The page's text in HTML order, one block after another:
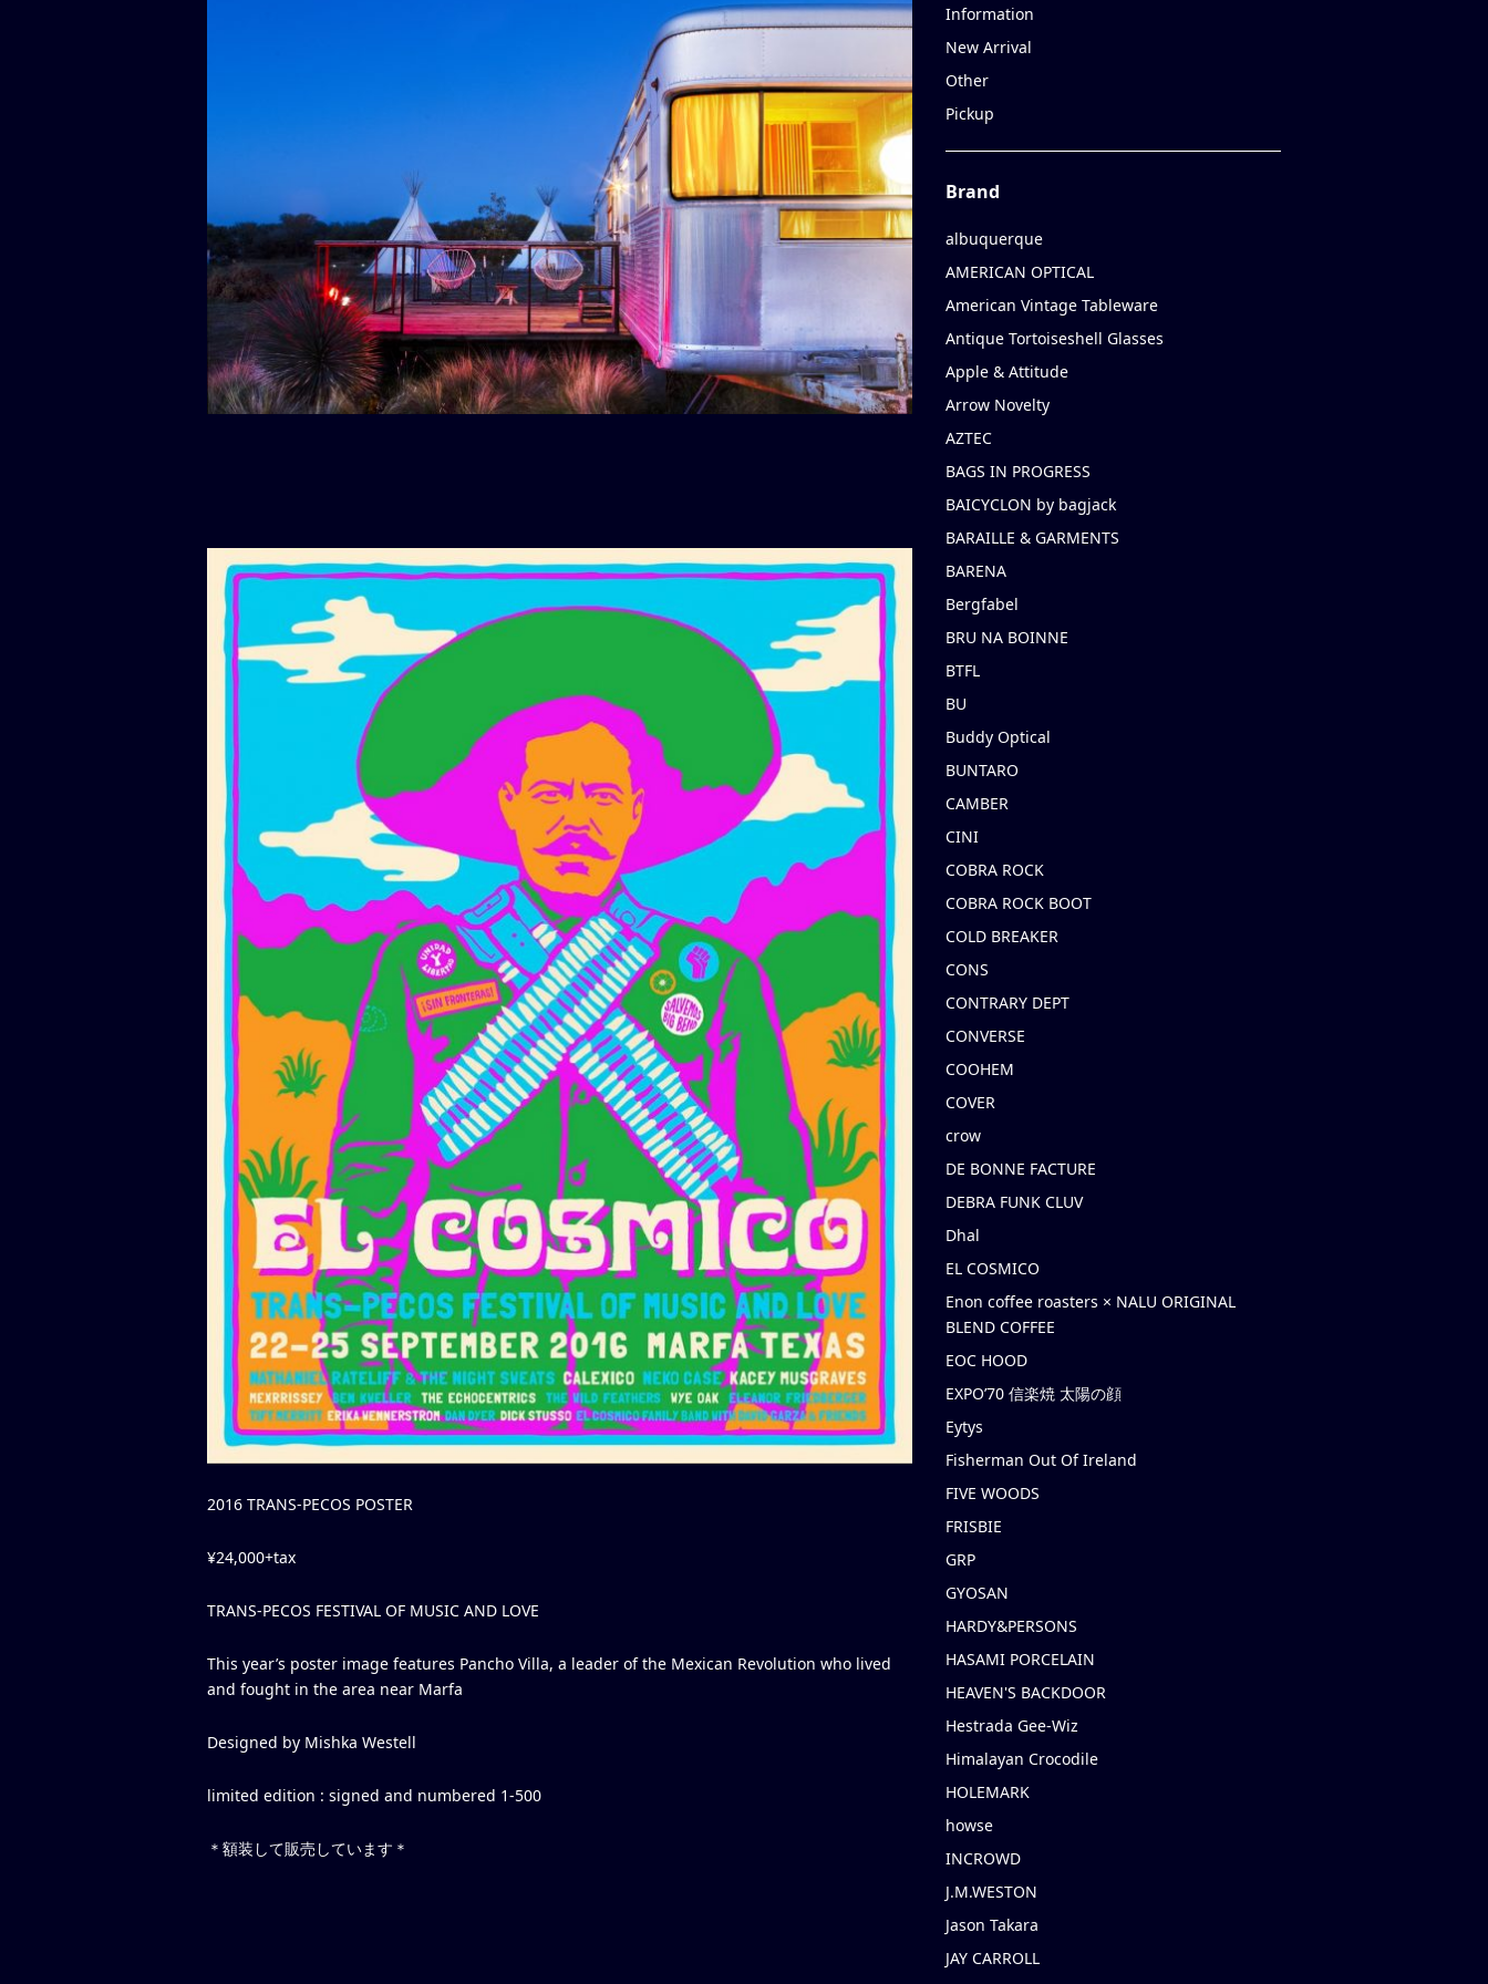
2016 TRANS-PECOS POSTER
¥24,000+tax
TRANS-PECOS FESTIVAL OF MUSIC AND LOVE
This year’s poster image features Pancho Villa, a leader of the Mexican Revolution who lived
and fought in the area near Marfa
Designed by Mishka Westell
limited edition : signed and numbered 1-500
＊額装して販売しています＊
Information
New Arrival
Other
Pickup
Brand
albuquerque
AMERICAN OPTICAL
American Vintage Tableware
Antique Tortoiseshell Glasses
Apple & Attitude
Arrow Novelty
AZTEC
BAGS IN PROGRESS
BAICYCLON by bagjack
BARAILLE & GARMENTS
BARENA
Bergfabel
BRU NA BOINNE
BTFL
BU
Buddy Optical
BUNTARO
CAMBER
CINI
COBRA ROCK
COBRA ROCK BOOT
COLD BREAKER
CONS
CONTRARY DEPT
CONVERSE
COOHEM
COVER
crow
DE BONNE FACTURE
DEBRA FUNK CLUV
Dhal
EL COSMICO
Enon coffee roasters × NALU ORIGINAL
BLEND COFFEE
EOC HOOD
EXPO’70 信楽焼 太陽の顔
Eytys
Fisherman Out Of Ireland
FIVE WOODS
FRISBIE
GRP
GYOSAN
HARDY&PERSONS
HASAMI PORCELAIN
HEAVEN'S BACKDOOR
Hestrada Gee-Wiz
Himalayan Crocodile
HOLEMARK
howse
INCROWD
J.M.WESTON
Jason Takara
JAY CARROLL